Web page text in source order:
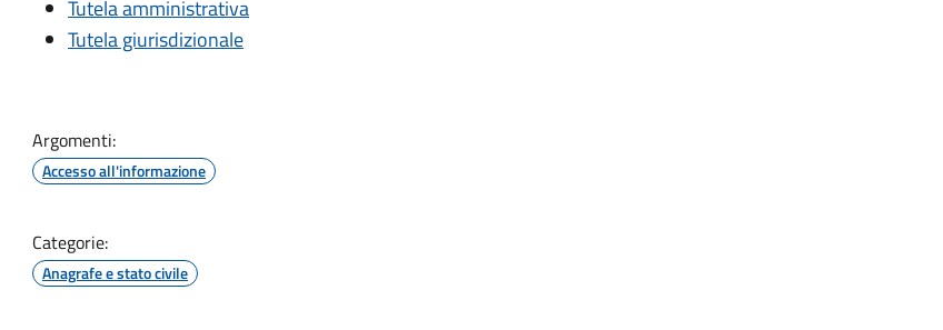
Tutela amministrativa
Tutela giurisdizionale
Argomenti:
Accesso all'informazione
Categorie:
Anagrafe e stato civile